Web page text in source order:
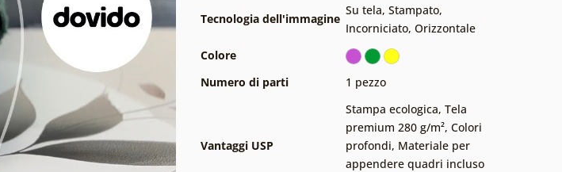
Tecnologia dell'immagine
Su tela, Stampato,
Incorniciato, Orizzontale
Colore
Numero di parti
1 pezzo
Vantaggi USP
Stampa ecologica, Tela
premium 280 g/m², Colori
profondi, Materiale per
appendere quadri incluso